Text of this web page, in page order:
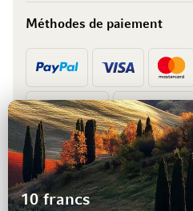
Méthodes de paiement
Prépaiement
10 francs